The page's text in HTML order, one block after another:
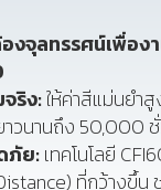
งจุลทรรศน์เพื่อง
ริง:ให้ค่าสีแม่นยำ
าวนานถึง 50,000
ภัย:เทคโนโลยี
ที่กว้างขึ้